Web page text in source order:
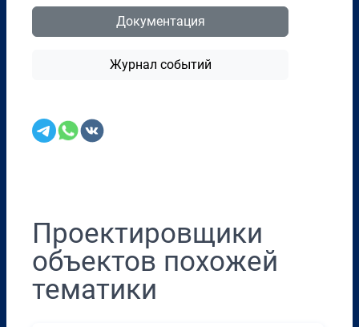
Документация
Журнал событий
Проектировщики
объектов похожей
тематики